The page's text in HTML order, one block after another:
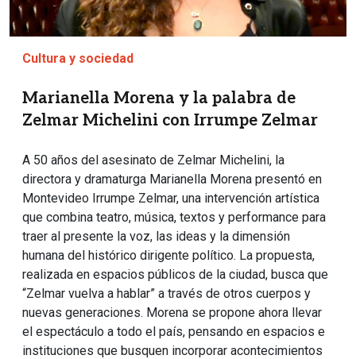
Cultura y sociedad
Marianella Morena y la palabra de
Zelmar Michelini con Irrumpe Zelmar
A 50 años del asesinato de Zelmar Michelini, la
directora y dramaturga Marianella Morena presentó en
Montevideo Irrumpe Zelmar, una intervención artística
que combina teatro, música, textos y performance para
traer al presente la voz, las ideas y la dimensión
humana del histórico dirigente político. La propuesta,
realizada en espacios públicos de la ciudad, busca que
“Zelmar vuelva a hablar” a través de otros cuerpos y
nuevas generaciones. Morena se propone ahora llevar
el espectáculo a todo el país, pensando en espacios e
instituciones que busquen incorporar acontecimientos